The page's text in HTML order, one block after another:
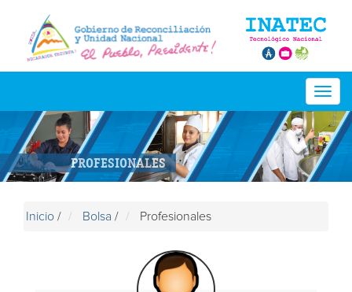
PROFESIONALES
Inicio / Bolsa / Profesionales